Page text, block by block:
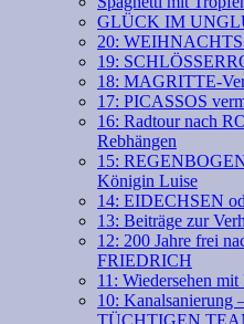
GLÜCK IM
20:
19:
18: MAGRITTE-
17: PICASSOS
16: Radtour nach
Rebhängen
15:
Königin Luise
14: EIDECHSEN
13: Beiträge zur
12: 200 Jahre frei
FRIEDRICH
11: Wiedersehen
10:
TÜCHTIGEN